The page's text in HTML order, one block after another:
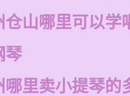
仓山哪里可以学
琴
哪里卖小提琴的